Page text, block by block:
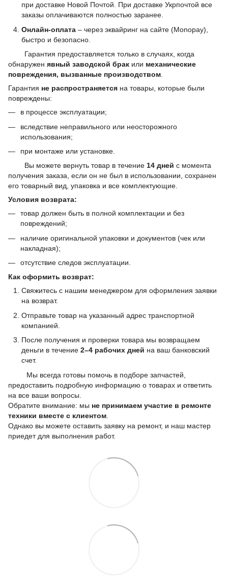
при доставке Новой Почтой. При доставке Укрпочтой все
заказы оплачиваются полностью заранее.
Онлайн-оплата – через эквайринг на сайте (Monopay),
быстро и безопасно.
Гарантия предоставляется только в случаях, когда
обнаружен явный заводской брак или механические
повреждения, вызванные производством
Гарантия не распространяется на товары, которые были
повреждены:
в процессе эксплуатации;
вследствие неправильного или неосторожного
использования;
при монтаже или установке.
Вы можете вернуть товар в течение 14 дней с момента
получения заказа, если он не был в использовании, сохранен
его товарный вид, упаковка и все комплектующие.
Условия возврата:
товар должен быть в полной комплектации и без
повреждений;
наличие оригинальной упаковки и документов (чек или
накладная);
отсутствие следов эксплуатации.
Как оформить возврат:
Свяжитесь с нашим менеджером для оформления заявки
на возврат.
Отправьте товар на указанный адрес транспортной
компанией.
После получения и проверки товара мы возвращаем
деньги в течение 2–4 рабочих дней на ваш банковский
счет.
Мы всегда готовы помочь в подборе запчастей,
предоставить подробную информацию о товарах и ответить
на все ваши вопросы.
Обратите внимание: мы не принимаем участие в ремонте
техники вместе с клиентом
Однако вы можете оставить заявку на ремонт, и наш мастер
приедет для выполнения работ.